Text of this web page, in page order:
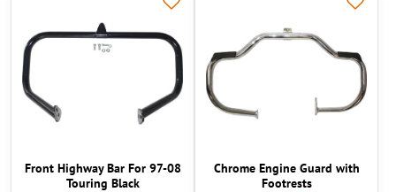
Front Highway Bar For 97-08
Touring Black
Chrome Engine Guard with
Footrests